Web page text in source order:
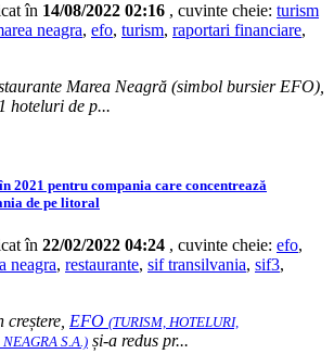
în 14/08/2022 02:16 , cuvinte cheie: turism
neagra, efo, turism, raportari financiare,
Marea Neagră (simbol bursier EFO),
hoteluri de p...
2021 pentru compania care concentrează
de pe litoral
în 22/02/2022 04:24 , cuvinte cheie: efo,
neagra, restaurante, sif transilvania, sif3,
creștere, EFO (TURISM, HOTELURI,
S.A.) și-a redus pr...